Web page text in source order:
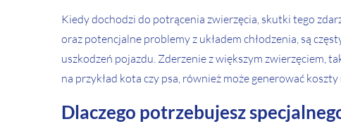
Kiedy dochodzi do potrącenia zwierzęcia, skutki tego
oraz potencjalne problemy z układem chłodzenia, są
uszkodzeń pojazdu. Zderzenie z większym zwierzęciem,
na przykład kota czy psa, również może generować
Dlaczego potrzebujesz